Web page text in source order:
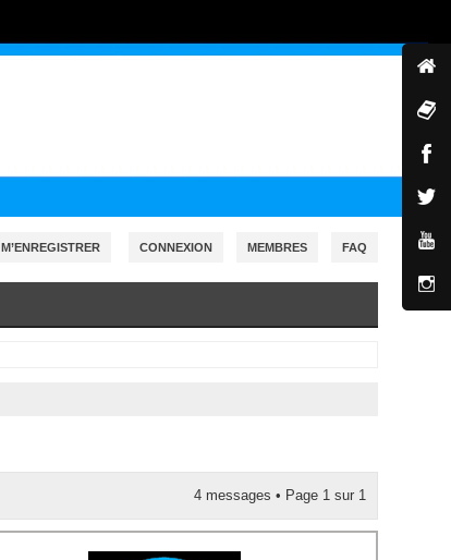
M’ENREGISTRER CONNEXION MEMBRES FAQ
4 messages • Page 1 sur 1